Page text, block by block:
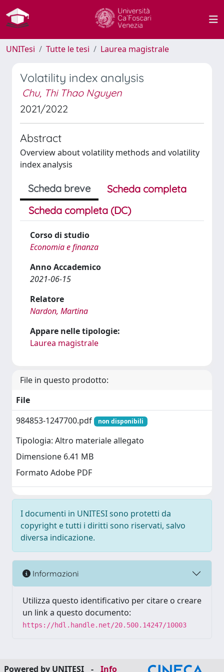
UNITesi Tutte le tesi Laurea magistrale
Volatility index analysis
Chu, Thi Thao Nguyen
2021/2022
Abstract
Overview about volatility methods and volatility
index analysis
Scheda breve
Scheda completa
Scheda completa (DC)
Corso di studio
Economia e finanza
Anno Accademico
2021-06-15
Relatore
Nardon, Martina
Appare nelle tipologie:
Laurea magistrale
File in questo prodotto:
File
984853-1247700.pdf
non disponibili
Tipologia: Altro materiale allegato
Dimensione 6.41 MB
Formato Adobe PDF
I documenti in UNITESI sono protetti da
copyright e tutti i diritti sono riservati, salvo
diversa indicazione.
Informazioni
Utilizza questo identificativo per citare o creare
un link a questo documento:
https://hdl.handle.net/20.500.14247/10003
Powered by UNITESI - Info